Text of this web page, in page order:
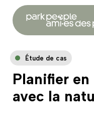
Étude de cas
Planifier
avec la